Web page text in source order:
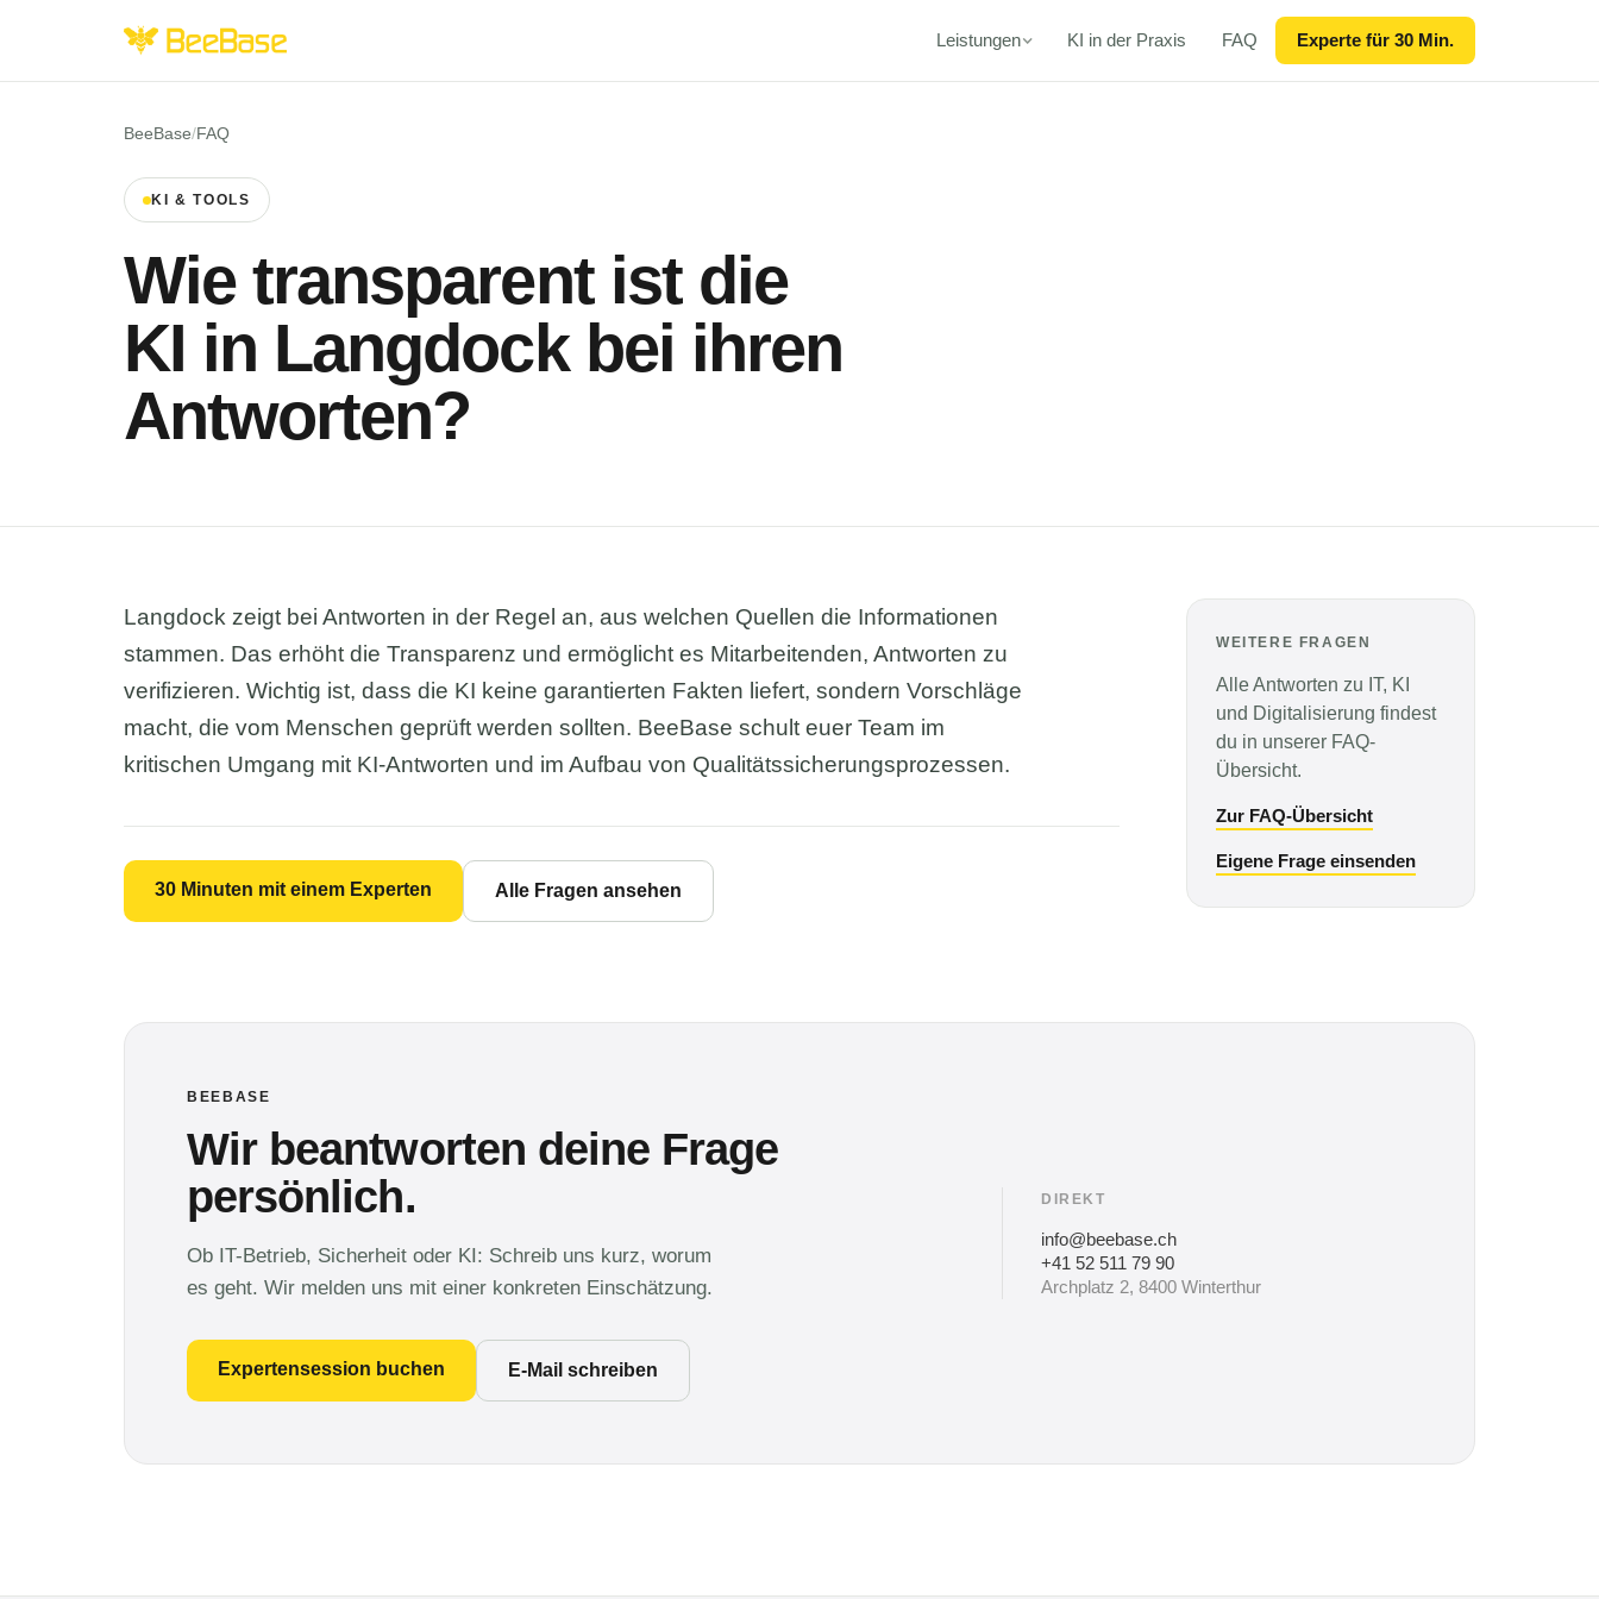
Leistungen KI in der Praxis FAQ Experte für 30 Min.
BeeBase/FAQ
KI & TOOLS
Wie transparent ist die
KI in Langdock bei ihren
Antworten?
Langdock zeigt bei Antworten in der Regel an, aus welchen Quellen die Informationen
stammen. Das erhöht die Transparenz und ermöglicht es Mitarbeitenden, Antworten zu
verifizieren. Wichtig ist, dass die KI keine garantierten Fakten liefert, sondern Vorschläge
macht, die vom Menschen geprüft werden sollten. BeeBase schult euer Team im
kritischen Umgang mit KI-Antworten und im Aufbau von Qualitätssicherungsprozessen.
30 Minuten mit einem Experten Alle Fragen ansehen
WEITERE FRAGEN
Alle Antworten zu IT, KI
und Digitalisierung findest
du in unserer FAQ-
Übersicht.
Zur FAQ-Übersicht
Eigene Frage einsenden
BEEBASE
Wir beantworten deine Frage
persönlich.
Ob IT-Betrieb, Sicherheit oder KI: Schreib uns kurz, worum
es geht. Wir melden uns mit einer konkreten Einschätzung.
Expertensession buchen E-Mail schreiben
DIREKT
info@beebase.ch
+41 52 511 79 90
Archplatz 2, 8400 Winterthur